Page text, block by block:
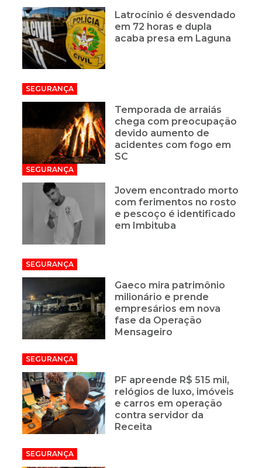
Latrocínio é desvendado
em 72 horas e dupla
acaba presa em Laguna
SEGURANÇA
Temporada de arraiás
chega com preocupação
devido aumento de
acidentes com fogo em
SC
SEGURANÇA
Jovem encontrado morto
com ferimentos no rosto
e pescoço é identificado
em Imbituba
SEGURANÇA
Gaeco mira patrimônio
milionário e prende
empresários em nova
fase da Operação
Mensageiro
SEGURANÇA
PF apreende R$ 515 mil,
relógios de luxo, imóveis
e carros em operação
contra servidor da
Receita
SEGURANÇA